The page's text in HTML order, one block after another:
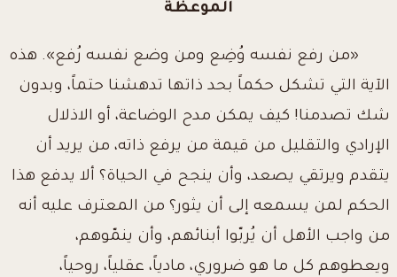
الموعظة
«من رفع نفسه وُضِع ومن وضع نفسه رُفع». هذه
الآية التي تشكل حكماً بحد ذاتها تدهشنا حتماً، وبدون
شك تصدمنا! كيف يمكن مدح الوضاعة، أو الاذلال
الإرادي والتقليل من قيمة من يرفع ذاته، من يريد أن
يتقدم ويرتقي يصعد، وأن ينجح في الحياة؟ ألا يدفع هذا
الحكم لمن يسمعه إلى أن يثور؟ من المعترف عليه أنه
من واجب الأهل أن يُربّوا أبنائهم، وأن ينمّوهم،
ويعطوهم كل ما هو ضروري، مادياً، عقلياً، روحياً،